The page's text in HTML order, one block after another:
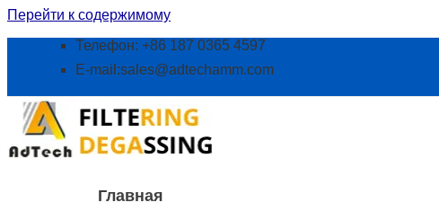
Перейти к содержимому
Телефон: +86 187 0365 4597
E-mail:sales@adtechamm.com
Главная